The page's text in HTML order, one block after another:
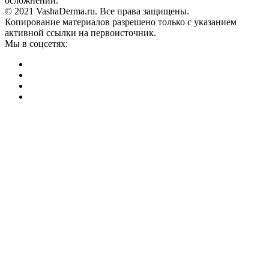
© 2021 VashaDerma.ru. Все права защищены.
Копирование материалов разрешено только с указанием
активной ссылки на первоисточник.
Мы в соцсетях: